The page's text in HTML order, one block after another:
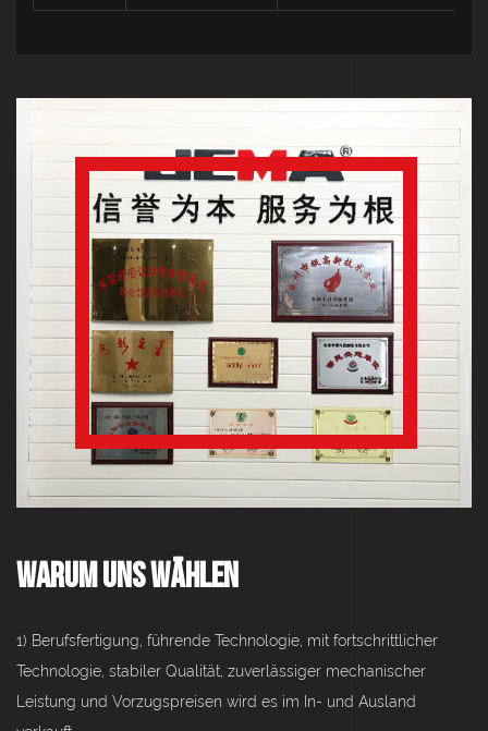
Warum uns wählen
1) Berufsfertigung, führende Technologie, mit fortschrittlicher
Technologie, stabiler Qualität, zuverlässiger mechanischer
Leistung und Vorzugspreisen wird es im In- und Ausland